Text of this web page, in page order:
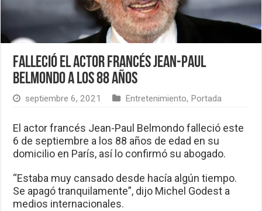
Falleció el actor francés Jean-Paul
Belmondo a los 88 años
septiembre 6, 2021 Entretenimiento, Portada
El actor francés Jean-Paul Belmondo falleció este
6 de septiembre a los 88 años de edad en su
domicilio en París, así lo confirmó su abogado.
“Estaba muy cansado desde hacía algún tiempo.
Se apagó tranquilamente”, dijo Michel Godest a
medios internacionales.